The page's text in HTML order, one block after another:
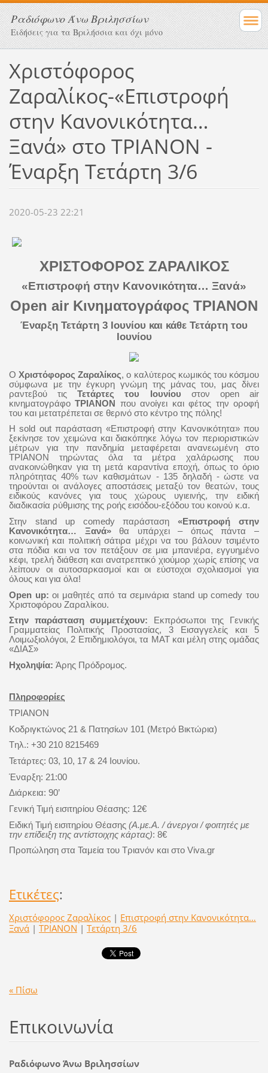
Ραδιόφωνο Άνω Βριλησσίων
Ειδήσεις για τα Βριλήσσια και όχι μόνο
Χριστόφορος
Ζαραλίκος-«Επιστροφή
στην Κανονικότητα…
Ξανά» στο ΤΡΙΑΝΟΝ -
Έναρξη Τετάρτη 3/6
2020-05-23 22:21
ΧΡΙΣΤΟΦΟΡΟΣ ΖΑΡΑΛΙΚΟΣ
«Επιστροφή στην Κανονικότητα… Ξανά»
Open air Κινηματογράφος ΤΡΙΑΝΟΝ
Έναρξη Τετάρτη 3 Ιουνίου και κάθε Τετάρτη του
Ιουνίου
ΟΧριστόφορος Ζαραλίκος, ο καλύτερος κωμικός του κόσμου
σύμφωνα με την έγκυρη γνώμη της μάνας του, μας δίνει
ραντεβού τιςΤετάρτες του Ιουνίου στον open air
κινηματογράφοΤΡΙΑΝΟΝ
που ανοίγει και φέτος την οροφή
του και μετατρέπεται σε θερινό στο κέντρο της πόλης!
Ηsold outπαράσταση «Επιστροφή στην Κανονικότητα» που
ξεκίνησε τον χειμώνα και διακόπηκε λόγω τον περιοριστικών
μέτρων για την πανδημία μεταφέρεται ανανεωμένη στο
ΤΡΙΑΝΟΝ τηρώντας όλα τα μέτρα χαλάρωσης που
ανακοινώθηκαν για τη μετά καραντίνα εποχή, όπως το όριο
πληρότητας 40% των καθισμάτων - 135 δηλαδή - ώστε να
τηρούνται οι ανάλογες αποστάσεις μεταξύ τον θεατών, τους
ειδικούς κανόνες για τους χώρους υγιεινής, την ειδική
διαδικασία ρύθμισης της ροής εισόδου-εξόδου του κοινού κ.α.
Στην stand up comedy παράσταση«Επιστροφή στην
Κανονικότητα… Ξανά»θα υπάρχει – όπως πάντα –
κοινωνική και πολιτική σάτιρα μέχρι να του βάλουν τσιμέντο
στα πόδια και να τον πετάξουν σε μια μπανιέρα, εγγυημένο
κέφι, τρελή διάθεση και ανατρεπτικό χιούμορ χωρίς επίσης να
λείπουν οι αυτοσαρκασμοί και οι εύστοχοι σχολιασμοί για
όλους και για όλα!
Open up: οι μαθητές από τα σεμινάρια stand up comedy του
Χριστοφόρου Ζαραλίκου.
Στην παράσταση συμμετέχουν: Εκπρόσωποι της Γενικής
Γραμματείας Πολιτικής Προστασίας, 3 Εισαγγελείς και 5
Λοιμωξιολόγοι, 2 Επιδημιολόγοι, τα ΜΑΤ και μέλη στης ομάδας
«ΔΙΑΣ»
Ηχοληψία: Άρης Πρόδρομος.
Πληροφορίες
ΤΡΙΑΝΟΝ
Κοδριγκτώνος 21 & Πατησίων 101 (Μετρό Βικτώρια)
Tηλ.: +30 210 8215469
Τετάρτες: 03, 10, 17 & 24 Ιουνίου.
Έναρξη: 21:00
Διάρκεια: 90’
Γενική Τιμή εισιτηρίου Θέασης: 12€
Ειδική Τιμή εισιτηρίου Θέασης (Α.με.Α. / άνεργοι / φοιτητές με
την επίδειξη της αντίστοιχης κάρτας): 8€
Προπώληση στα Ταμεία του Τριανόν και στο Viva.gr
Ετικέτες:
Χριστόφορος Ζαραλίκος | Επιστροφή στην Κανονικότητα…
Ξανά | ΤΡΙΑΝΟΝ | Τετάρτη 3/6
« Πίσω
Επικοινωνία
Ραδιόφωνο Άνω Βριλησσίων